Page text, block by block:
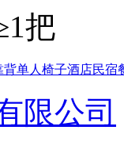
把
单人椅子酒店民宿
限公司